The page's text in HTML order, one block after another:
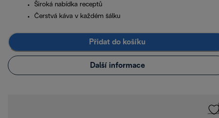
Široká nabídka receptů
Čerstvá káva v každém šálku
Přidat do košíku
Další informace